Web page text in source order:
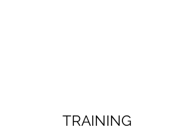
TRAINING